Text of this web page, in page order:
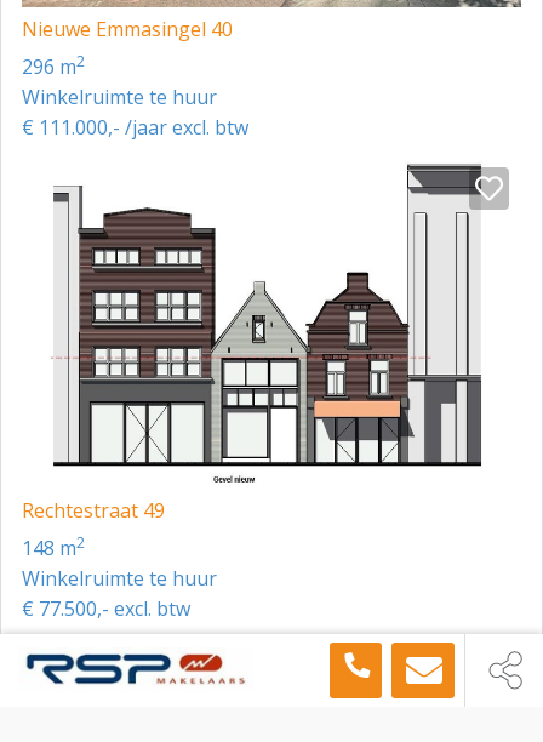
Nieuwe Emmasingel 40
296 m2
Winkelruimte te huur
€ 111.000,- /jaar excl. btw
Rechtestraat 49
148 m2
Winkelruimte te huur
€ 77.500,- excl. btw
Toon meer panden in de buurt →